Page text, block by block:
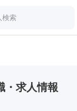
検索
・求人情報